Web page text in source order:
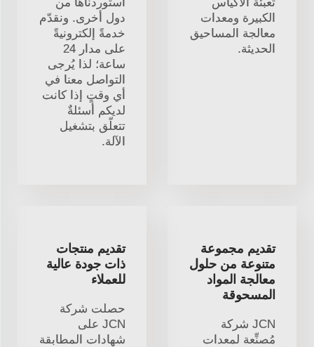
الكبيرة ومعدات
معالجة المساحيق
الحديثة.
دول أخرى. ونقدّم
خدمةً إلكترونيةً
على مدار 24
ساعة؛ لذا يُرجى
التواصل معنا في
أي وقتٍ إذا كانت
لديكم أسئلةٌ
تتعلّق بتشغيل
الآلة.
تقديم مجموعة
متنوعة من حلول
معالجة المواد
المسحوقة
JCN شركة
مُصنِّعة لمعدات
تقديم منتجات
ذات جودة عالية
للعملاء
حصلت شركة
JCN على
شهادات المطابقة